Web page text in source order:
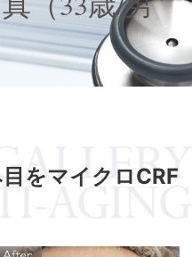
をマイクロCRF